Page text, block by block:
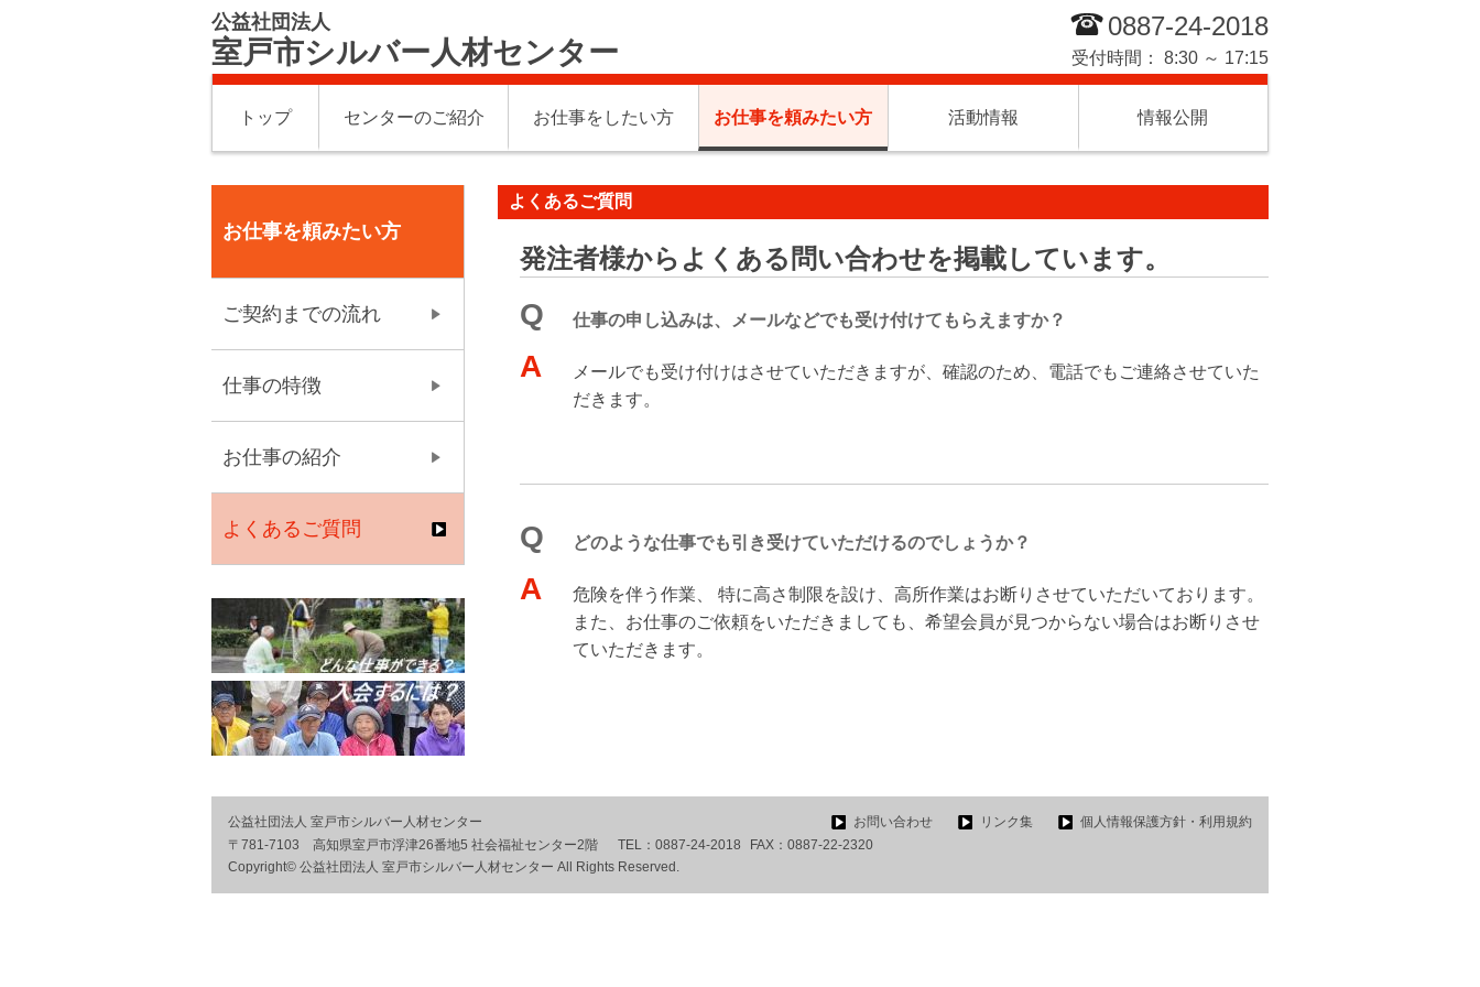
公益社団法人
室戸市シルバー人材センター
0887-24-2018
受付時間： 8:30 ～ 17:15
トップ センターのご紹介 お仕事をしたい方 お仕事を頼みたい方 活動情報 情報公開
よくあるご質問
発注者様からよくある問い合わせを掲載しています。
Q 仕事の申し込みは、メールなどでも受け付けてもらえますか？
A
メールでも受け付けはさせていただきますが、確認のため、電話でもご連絡させていた
だきます。
Q どのような仕事でも引き受けていただけるのでしょうか？
A
危険を伴う作業、 特に高さ制限を設け、高所作業はお断りさせていただいております。
また、お仕事のご依頼をいただきましても、希望会員が見つからない場合はお断りさせ
ていただきます。
お仕事を頼みたい方
ご契約までの流れ
仕事の特徴
お仕事の紹介
よくあるご質問
公益社団法人 室戸市シルバー人材センター
〒781-7103 高知県室戸市浮津26番地5 社会福祉センター2階
TEL： 0887-24-2018 FAX： 0887-22-2320
Copyright© 公益社団法人 室戸市シルバー人材センター All Rights Reserved.
お問い合わせ リンク集 個人情報保護方針・利用規約